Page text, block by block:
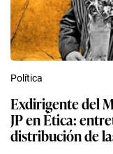
Política
Exdirigente del
JP en Ética:
distribución de